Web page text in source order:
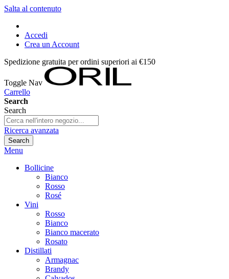
Salta al contenuto
Accedi
Crea un Account
Spedizione gratuita per ordini superiori ai €150
Toggle Nav
Carrello
Search
Search
Ricerca avanzata
Search
Menu
Bollicine
Bianco
Rosso
Rosé
Vini
Rosso
Bianco
Bianco macerato
Rosato
Distillati
Armagnac
Brandy